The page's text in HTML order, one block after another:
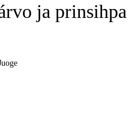
ja prinsihpa